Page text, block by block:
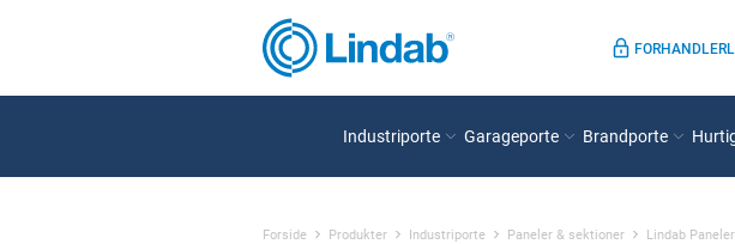
Industriporte Garageporte Brandporte
Forside Produkter Industriporte Paneler & sektioner Lindab